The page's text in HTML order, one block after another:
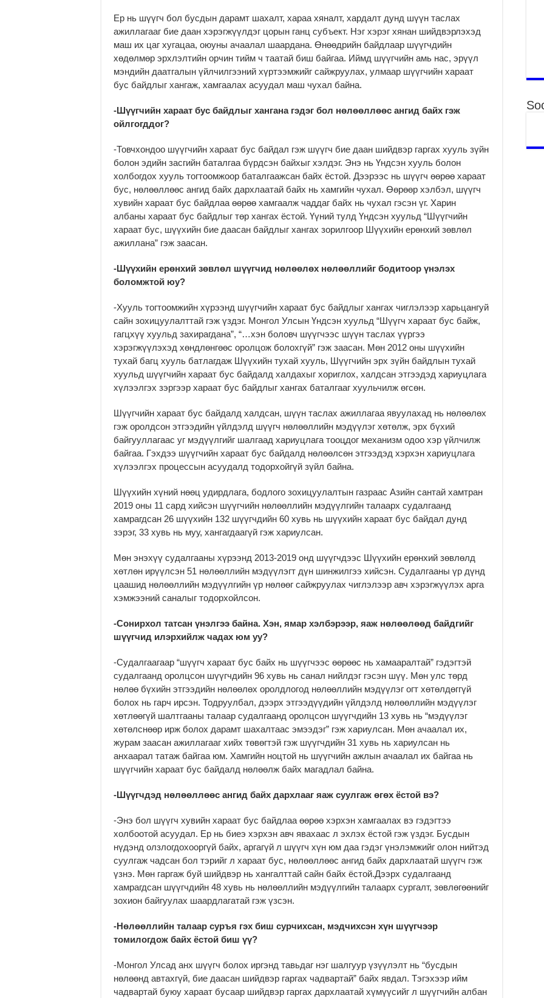
Ер нь шүүгч бол бусдын дарамт шахалт, хараа хяналт, хардалт дунд шүүн таслах
ажиллагааг бие даан хэрэгжүүлдэг цорын ганц субъект. Нэг хэрэг хянан шийдвэрлэхэд
маш их цаг хугацаа, оюуны ачаалал шаардана. Өнөөдрийн байдлаар шүүгчдийн
хөдөлмөр эрхлэлтийн орчин тийм ч таатай биш байгаа. Иймд шүүгчийн амь нас, эрүүл
мэндийн даатгалын үйлчилгээний хүртээмжийг сайжруулах, улмаар шүүгчийн хараат
бус байдлыг хангаж, хамгаалах асуудал маш чухал байна.
-Шүүгчийн хараат бус байдлыг хангана гэдэг бол нөлөөллөөс ангид байх гэж
ойлгогддог?
-Товчхондоо шүүгчийн хараат бус байдал гэж шүүгч бие даан шийдвэр гаргах хууль зүйн
болон эдийн засгийн баталгаа бүрдсэн байхыг хэлдэг. Энэ нь Үндсэн хууль болон
холбогдох хууль тогтоомжоор баталгаажсан байх ёстой. Дээрээс нь шүүгч өөрөө хараат
бус, нөлөөллөөс ангид байх дархлаатай байх нь хамгийн чухал. Өөрөөр хэлбэл, шүүгч
хувийн хараат бус байдлаа өөрөө хамгаалж чаддаг байх нь чухал гэсэн үг. Харин
албаны хараат бус байдлыг төр хангах ёстой. Үүний тулд Үндсэн хуульд “Шүүгчийн
хараат бус, шүүхийн бие даасан байдлыг хангах зорилгоор Шүүхийн ерөнхий зөвлөл
ажиллана” гэж заасан.
-Шүүхийн ерөнхий зөвлөл шүүгчид нөлөөлөх нөлөөллийг бодитоор үнэлэх
боломжтой юу?
-Хууль тогтоомжийн хүрээнд шүүгчийн хараат бус байдлыг хангах чиглэлээр харьцангуй
сайн зохицуулалттай гэж үздэг. Монгол Улсын Үндсэн хуульд “Шүүгч хараат бус байж,
гагцхүү хуульд захирагдана”, “…хэн боловч шүүгчээс шүүн таслах үүргээ
хэрэгжүүлэхэд хөндлөнгөөс оролцож болохгүй” гэж заасан. Мөн 2012 оны шүүхийн
тухай багц хууль батлагдаж Шүүхийн тухай хууль, Шүүгчийн эрх зүйн байдлын тухай
хуульд шүүгчийн хараат бус байдалд халдахыг хориглох, халдсан этгээдэд хариуцлага
хүлээлгэх зэргээр хараат бус байдлыг хангах баталгааг хуульчилж өгсөн.
Шүүгчийн хараат бус байдалд халдсан, шүүн таслах ажиллагаа явуулахад нь нөлөөлөх
гэж оролдсон этгээдийн үйлдэлд шүүгч нөлөөллийн мэдүүлэг хөтөлж, эрх бүхий
байгууллагаас уг мэдүүлгийг шалгаад хариуцлага тооцдог механизм одоо хэр үйлчилж
байгаа. Гэхдээ шүүгчийн хараат бус байдалд нөлөөлсөн этгээдэд хэрхэн хариуцлага
хүлээлгэх процессын асуудалд тодорхойгүй зүйл байна.
Шүүхийн хүний нөөц удирдлага, бодлого зохицуулалтын газраас Азийн сантай хамтран
2019 оны 11 сард хийсэн шүүгчийн нөлөөллийн мэдүүлгийн талаарх судалгаанд
хамрагдсан 26 шүүхийн 132 шүүгчдийн 60 хувь нь шүүхийн хараат бус байдал дунд
зэрэг, 33 хувь нь муу, хангагдаагүй гэж хариулсан.
Мөн энэхүү судалгааны хүрээнд 2013-2019 онд шүүгчдээс Шүүхийн ерөнхий зөвлөлд
хөтлөн ирүүлсэн 51 нөлөөллийн мэдүүлэгт дүн шинжилгээ хийсэн. Судалгааны үр дүнд
цаашид нөлөөллийн мэдүүлгийн үр нөлөөг сайжруулах чиглэлээр авч хэрэгжүүлэх арга
хэмжээний саналыг тодорхойлсон.
-Сонирхол татсан үнэлгээ байна. Хэн, ямар хэлбэрээр, яаж нөлөөлөөд байдгийг
шүүгчид илэрхийлж чадах юм уу?
-Судалгаагаар “шүүгч хараат бус байх нь шүүгчээс өөрөөс нь хамааралтай” гэдэгтэй
судалгаанд оролцсон шүүгчдийн 96 хувь нь санал нийлдэг гэсэн шүү. Мөн улс төрд
нөлөө бүхийн этгээдийн нөлөөлөх оролдлогод нөлөөллийн мэдүүлэг огт хөтөлдөггүй
болох нь гарч ирсэн. Тодруулбал, дээрх этгээдүүдийн үйлдэлд нөлөөллийн мэдүүлэг
хөтлөөгүй шалтгааны талаар судалгаанд оролцсон шүүгчдийн 13 хувь нь “мэдүүлэг
хөтөлснөөр ирж болох дарамт шахалтаас эмээдэг” гэж хариулсан. Мөн ачаалал их,
журам заасан ажиллагааг хийх төвөгтэй гэж шүүгчдийн 31 хувь нь хариулсан нь
анхаарал татаж байгаа юм. Хамгийн ноцтой нь шүүгчийн ажлын ачаалал их байгаа нь
шүүгчийн хараат бус байдалд нөлөөлж байх магадлал байна.
-Шүүгчдэд нөлөөллөөс ангид байх дархлааг яаж суулгаж өгөх ёстой вэ?
-Энэ бол шүүгч хувийн хараат бус байдлаа өөрөө хэрхэн хамгаалах вэ гэдэгтээ
холбоотой асуудал. Ер нь биеэ хэрхэн авч явахаас л эхлэх ёстой гэж үздэг. Бусдын
нүдэнд олзлогдохооргүй байх, аргагүй л шүүгч хүн юм даа гэдэг үнэлэмжийг олон нийтэд
суулгаж чадсан бол тэрийг л хараат бус, нөлөөллөөс ангид байх дархлаатай шүүгч гэж
үзнэ. Мөн гаргаж буй шийдвэр нь хангалттай сайн байх ёстой.Дээрх судалгаанд
хамрагдсан шүүгчдийн 48 хувь нь нөлөөллийн мэдүүлгийн талаарх сургалт, зөвлөгөөнийг
зохион байгуулах шаардлагатай гэж үзсэн.
-Нөлөөллийн талаар суръя гэх биш сурчихсан, мэдчихсэн хүн шүүгчээр
томилогдож байх ёстой биш үү?
-Монгол Улсад анх шүүгч болох иргэнд тавьдаг нэг шалгуур үзүүлэлт нь “бусдын
нөлөөнд автахгүй, бие даасан шийдвэр гаргах чадвартай” байх явдал. Тэгэхээр ийм
чадвартай буюу хараат бусаар шийдвэр гаргах дархлаатай хүмүүсийг л шүүгчийн албан